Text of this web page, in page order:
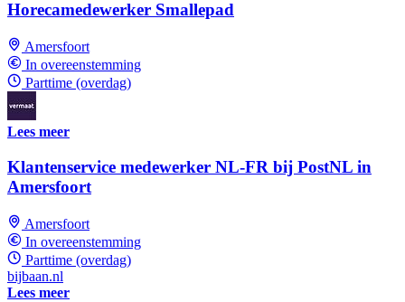
Horecamedewerker Smallepad
Amersfoort
In overeenstemming
Parttime (overdag)
Lees meer
Klantenservice medewerker NL-FR bij PostNL in
Amersfoort
Amersfoort
In overeenstemming
Parttime (overdag)
bijbaan.nl
Lees meer